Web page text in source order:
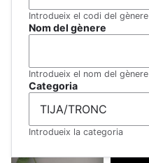
Introdueix el codi del gènere
Nom del gènere
Introdueix el nom del gènere
Categoria
Introdueix la categoria